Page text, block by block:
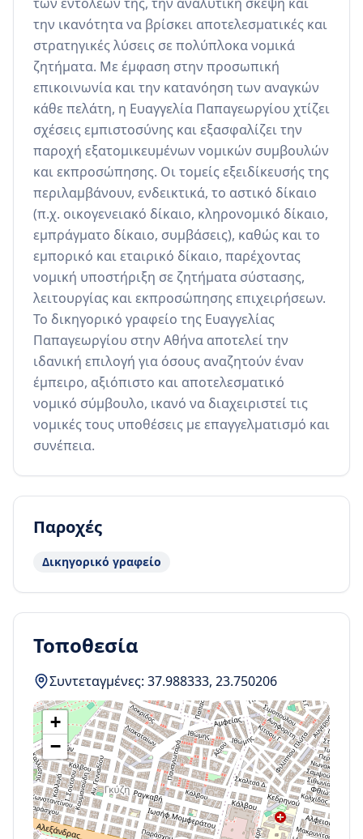
των εντολέων της, την αναλυτική σκέψη και
την ικανότητα να βρίσκει αποτελεσματικές και
στρατηγικές λύσεις σε πολύπλοκα νομικά
ζητήματα. Με έμφαση στην προσωπική
επικοινωνία και την κατανόηση των αναγκών
κάθε πελάτη, η Ευαγγελία Παπαγεωργίου χτίζει
σχέσεις εμπιστοσύνης και εξασφαλίζει την
παροχή εξατομικευμένων νομικών συμβουλών
και εκπροσώπησης. Οι τομείς εξειδίκευσής της
περιλαμβάνουν, ενδεικτικά, το αστικό δίκαιο
(π.χ. οικογενειακό δίκαιο, κληρονομικό δίκαιο,
εμπράγματο δίκαιο, συμβάσεις), καθώς και το
εμπορικό και εταιρικό δίκαιο, παρέχοντας
νομική υποστήριξη σε ζητήματα σύστασης,
λειτουργίας και εκπροσώπησης επιχειρήσεων.
Το δικηγορικό γραφείο της Ευαγγελίας
Παπαγεωργίου στην Αθήνα αποτελεί την
ιδανική επιλογή για όσους αναζητούν έναν
έμπειρο, αξιόπιστο και αποτελεσματικό
νομικό σύμβουλο, ικανό να διαχειριστεί τις
νομικές τους υποθέσεις με επαγγελματισμό και
συνέπεια.
Παροχές
Δικηγορικό γραφείο
Τοποθεσία
Συντεταγμένες: 37.988333, 23.750206
+
−